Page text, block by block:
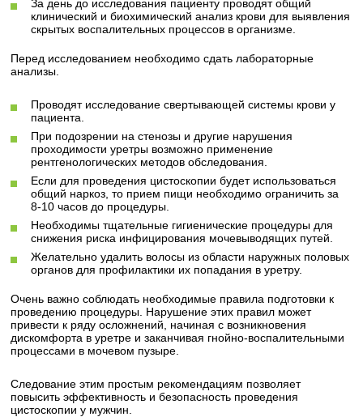
За день до исследования пациенту проводят общий
клинический и биохимический анализ крови для выявления
скрытых воспалительных процессов в организме.
Перед исследованием необходимо сдать лабораторные
анализы.
Проводят исследование свертывающей системы крови у
пациента.
При подозрении на стенозы и другие нарушения
проходимости уретры возможно применение
рентгенологических методов обследования.
Если для проведения цистоскопии будет использоваться
общий наркоз, то прием пищи необходимо ограничить за
8-10 часов до процедуры.
Необходимы тщательные гигиенические процедуры для
снижения риска инфицирования мочевыводящих путей.
Желательно удалить волосы из области наружных половых
органов для профилактики их попадания в уретру.
Очень важно соблюдать необходимые правила подготовки к
проведению процедуры. Нарушение этих правил может
привести к ряду осложнений, начиная с возникновения
дискомфорта в уретре и заканчивая гнойно-воспалительными
процессами в мочевом пузыре.
Следование этим простым рекомендациям позволяет
повысить эффективность и безопасность проведения
цистоскопии у мужчин.